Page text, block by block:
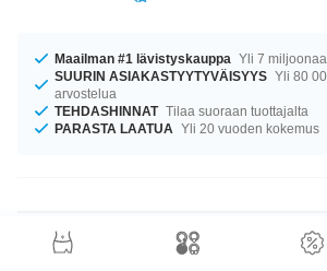
Maailman #1 lävistyskauppa Yli 7
SUURIN ASIAKASTYYTYVÄISYYS Yli 80
arvostelua
TEHDASHINNAT Tilaa suoraan tuottajalta
PARASTA LAATUA Yli 20 vuoden kokemus
Tuotetiedot